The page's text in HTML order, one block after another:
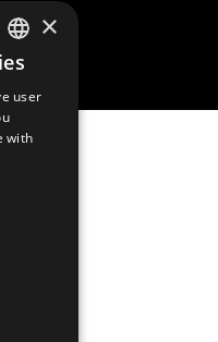
permanently
all our customers for
further
ENGLISH
×
user
with